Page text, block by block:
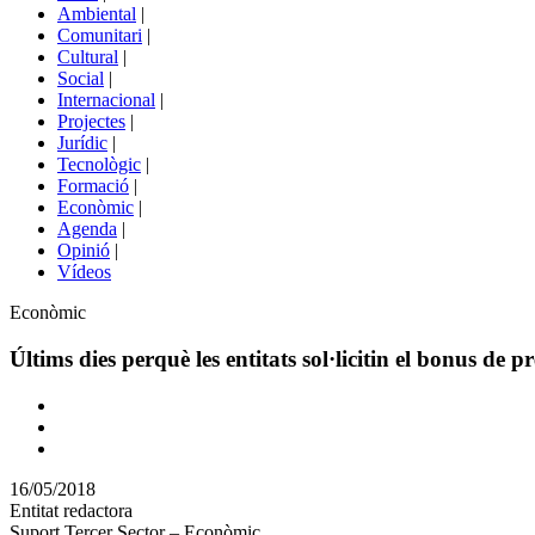
portals
Ambiental |
Comunitari |
Cultural |
Social |
Internacional |
Projectes |
Jurídic |
Tecnològic |
Formació |
Econòmic |
Agenda |
Opinió |
Vídeos
Àmbit
la
Econòmic
Últims dies perquè les entitats sol·licitin el bonus de
Comparteix
altres
xarxes
16/05/2018
Entitat redactora